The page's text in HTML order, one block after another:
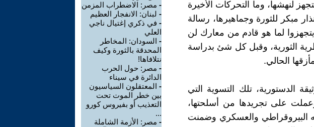
لنهشها، وما التحركات الأخيرة
مبكر للثورة وجماهيرها، رسالة
لما هو قادم من معارك لن
الثورية، وقبل كل شئ بدراسة
الحالي.
الدستورية، تلك التسوية التي
على تجريدها من أسلحتها،
البيروقراطي والعسكري وضمنت
- مصر: الاضطراب المزمن
- لبنان: الانفجار العظيم
- في ذكري إغتيال ناجي
العلي
- السودان: المخاطر
المحدقة بالثورة وكيف
نتلافاها!
- مصر: حول الحرب
الدائرة في سيناء
- المعتقلون السياسيون
بين خطر الموت تحت
التعذيب أو بفيروس كورو
...
- مصر: الأزمة الشاملة